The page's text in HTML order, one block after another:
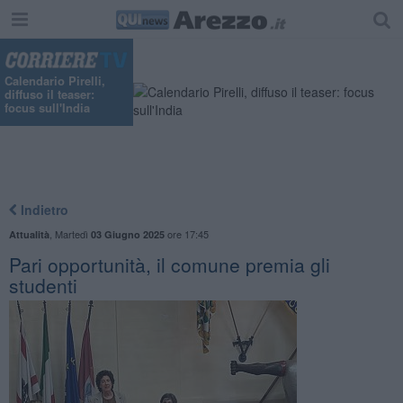
Calendario Pirelli,
diffuso il teaser:
focus sull'India
Indietro
Attualità Martedì 03 Giugno 2025ore 17:45
Pari opportunità, il comune premia gli
studenti